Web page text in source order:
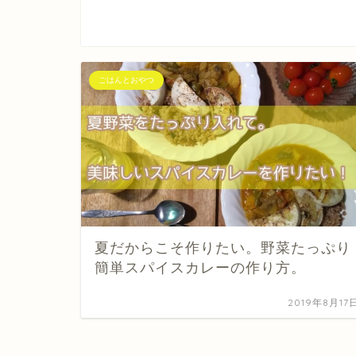
ごはんとおやつ
夏だからこそ作りたい。野菜たっぷり
簡単スパイスカレーの作り方。
2019年8月17